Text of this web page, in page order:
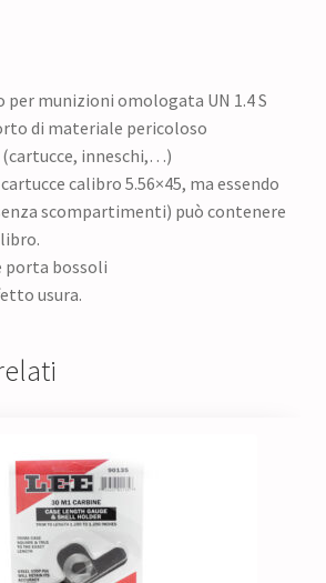
munizioni omologata UN 1.4 S
di materiale pericoloso
inneschi,…)
calibro 5.56×45, ma essendo
scompartimenti) può contenere
porta bossoli
usura.